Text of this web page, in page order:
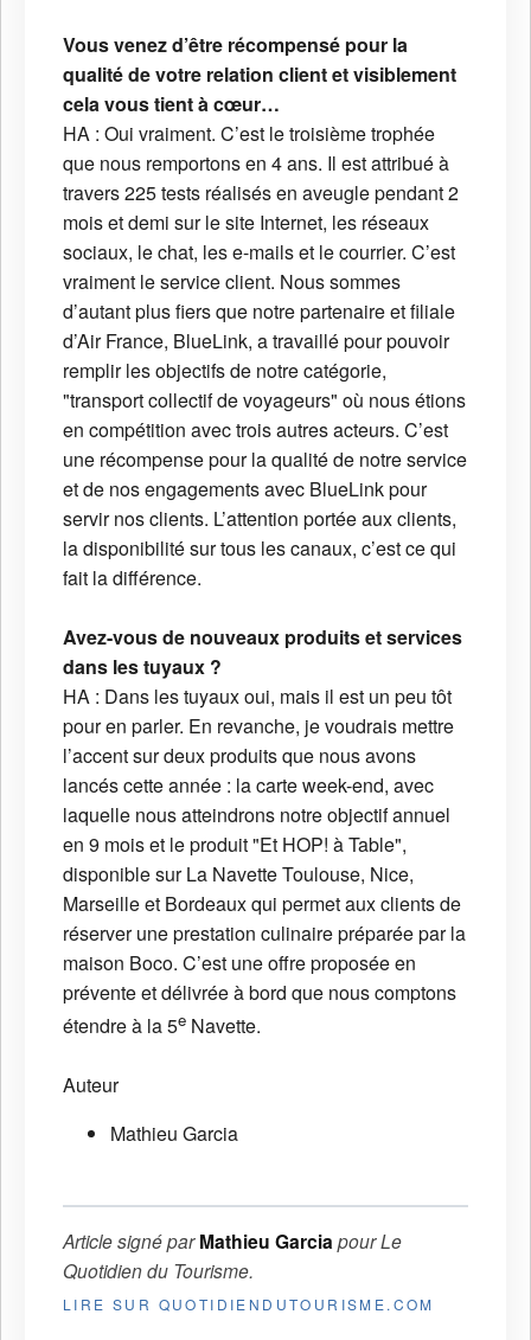
Vous venez d’être récompensé pour la
qualité de votre relation client et visiblement
cela vous tient à cœur…
HA : Oui vraiment. C’est le troisième trophée
que nous remportons en 4 ans. Il est attribué à
travers 225 tests réalisés en aveugle pendant 2
mois et demi sur le site Internet, les réseaux
sociaux, le chat, les e-mails et le courrier. C’est
vraiment le service client. Nous sommes
d’autant plus fiers que notre partenaire et filiale
d’Air France, BlueLink, a travaillé pour pouvoir
remplir les objectifs de notre catégorie,
"transport collectif de voyageurs" où nous étions
en compétition avec trois autres acteurs. C’est
une récompense pour la qualité de notre service
et de nos engagements avec BlueLink pour
servir nos clients. L’attention portée aux clients,
la disponibilité sur tous les canaux, c’est ce qui
fait la différence.
Avez-vous de nouveaux produits et services
dans les tuyaux ?
HA : Dans les tuyaux oui, mais il est un peu tôt
pour en parler. En revanche, je voudrais mettre
l’accent sur deux produits que nous avons
lancés cette année : la carte week-end, avec
laquelle nous atteindrons notre objectif annuel
en 9 mois et le produit "Et HOP! à Table",
disponible sur La Navette Toulouse, Nice,
Marseille et Bordeaux qui permet aux clients de
réserver une prestation culinaire préparée par la
maison Boco. C’est une offre proposée en
prévente et délivrée à bord que nous comptons
étendre à la 5e Navette.
Auteur
Mathieu Garcia
Article signé parMathieu Garcia pourLe
Quotidien du Tourisme.
LIRE SUR QUOTIDIENDUTOURISME.COM